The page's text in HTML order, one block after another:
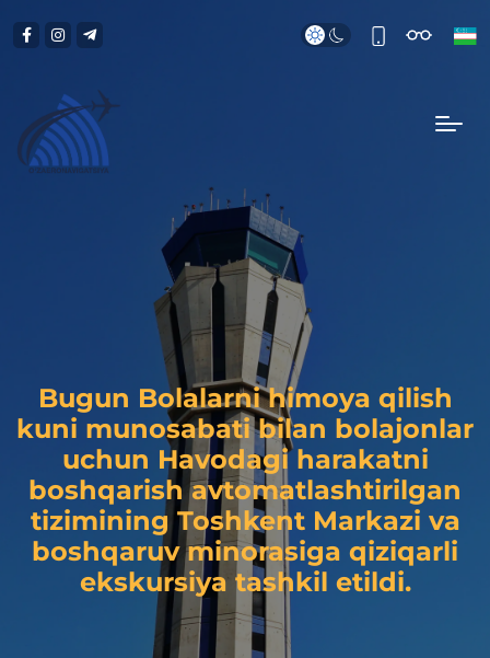
Bugun Bolalarni himoya qilish
kuni munosabati bilan bolajonlar
uchun Havodagi harakatni
boshqarish avtomatlashtirilgan
tizimining Toshkent Markazi va
boshqaruv minorasiga qiziqarli
ekskursiya tashkil etildi.